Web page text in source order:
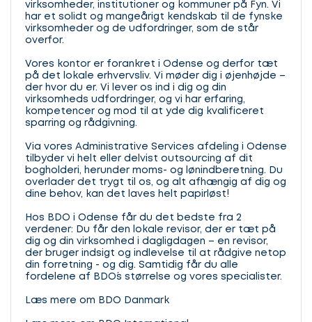
virksomheder, institutioner og kommuner på Fyn. Vi
har et solidt og mangeårigt kendskab til de fynske
virksomheder og de udfordringer, som de står
overfor.
Vores kontor er forankret i Odense og derfor tæt
på det lokale erhvervsliv. Vi møder dig i øjenhøjde –
der hvor du er. Vi lever os ind i dig og din
virksomheds udfordringer, og vi har erfaring,
kompetencer og mod til at yde dig kvalificeret
sparring og rådgivning.
Via vores Administrative Services afdeling i Odense
tilbyder vi helt eller delvist outsourcing af dit
bogholderi, herunder moms- og lønindberetning. Du
overlader det trygt til os, og alt afhængig af dig og
dine behov, kan det laves helt papirløst!
Hos BDO i Odense får du det bedste fra 2
verdener: Du får den lokale revisor, der er tæt på
dig og din virksomhed i dagligdagen – en revisor,
der bruger indsigt og indlevelse til at rådgive netop
din forretning - og dig. Samtidig får du alle
fordelene af BDO´s størrelse og vores specialister.
Læs mere om BDO Danmark